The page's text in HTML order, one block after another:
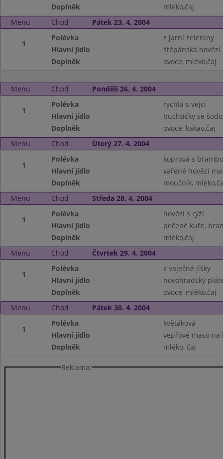
Doplněk
mléko,čaj
Menu
Chod Pátek 23. 4. 2004
1
Polévka
z jarní zeleniny
Hlavní jídlo
štěpánská hovězí
Doplněk
ovoce, mléko,čaj
Menu Chod Pondělí 26. 4. 2004
1
Polévka
rychlá s vejci
Hlavní jídlo
buchtičky se
Doplněk
ovoce, kakao,čaj
Menu
Chod Úterý 27. 4. 2004
1
Polévka
koprová s
Hlavní jídlo
vařené hovězí
Doplněk
moučník,
Menu
Chod Středa 28. 4. 2004
1
Polévka
hovězí s rýží
Hlavní jídlo
pečené kuře,
Doplněk
mléko,čaj
Menu
Chod Čtvrtek 29. 4. 2004
1
Polévka
z vaječné jíšky
Hlavní jídlo
novohradský
Doplněk
ovoce, mléko,čaj
Menu
Chod Pátek 30. 4. 2004
1
Polévka
květáková
Hlavní jídlo
vepřové maso na
Doplněk
mléko, čaj
Reklama: